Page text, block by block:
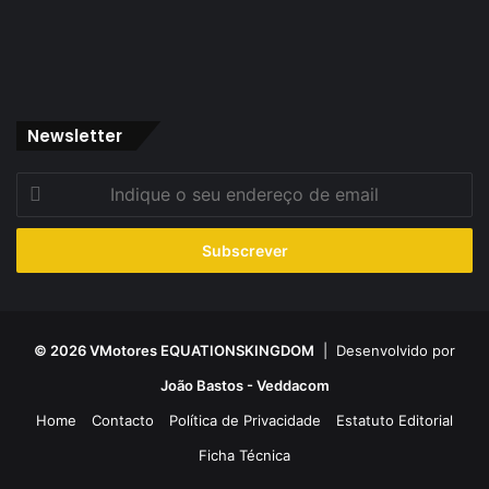
Newsletter
seu
de
© 2026 VMotores EQUATIONSKINGDOM | Desenvolvido por
João Bastos - Veddacom
Home
Contacto Política de Privacidade
Estatuto Editorial
Ficha Técnica